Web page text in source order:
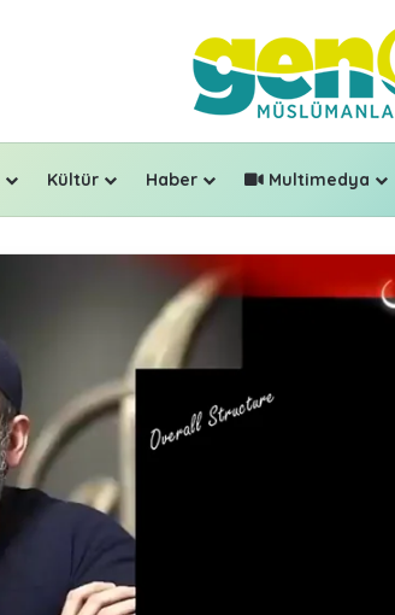
Kültür Haber Multimedya